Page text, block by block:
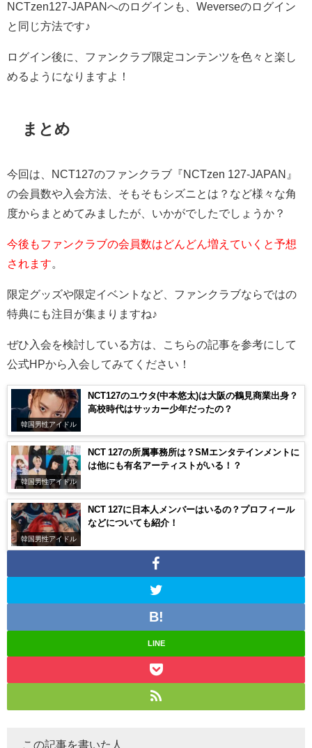
NCTzen127-JAPANへのログインも、Weverseのログイン
と同じ方法です♪
ログイン後に、ファンクラブ限定コンテンツを色々と楽し
めるようになりますよ！
まとめ
今回は、NCT127のファンクラブ『NCTzen 127-JAPAN』
の会員数や入会方法、そもそもシズニとは？など様々な角
度からまとめてみましたが、いかがでしたでしょうか？
今後もファンクラブの会員数はどんどん増えていくと予想
されます
限定グッズや限定イベントなど、ファンクラブならではの
特典にも注目が集まりますね♪
ぜひ入会を検討している方は、こちらの記事を参考にして
公式HPから入会してみてください！
韓国男性アイドル
NCT127のユウタ(中本悠太)は大阪の鶴見商業出身？
高校時代はサッカー少年だったの？
韓国男性アイドル
NCT 127の所属事務所は？SMエンタテインメントに
は他にも有名アーティストがいる！？
韓国男性アイドル
NCT 127に日本人メンバーはいるの？プロフィール
などについても紹介！
LINE
この記事を書いた人